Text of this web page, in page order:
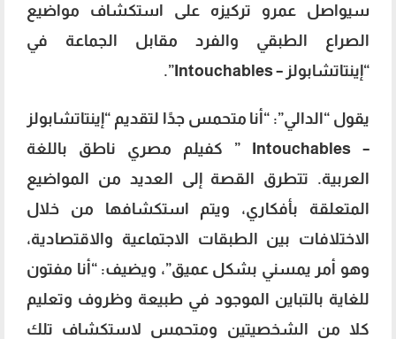
سيواصل عمرو تركيزه على استكشاف مواضيع
الصراع الطبقي والفرد مقابل الجماعة في
“إينتاتشابولز – Intouchables”.
يقول “الدالي”: “أنا متحمس جدًا لتقديم “إينتاتشابولز
– Intouchables ” كفيلم مصري ناطق باللغة
العربية. تتطرق القصة إلى العديد من المواضيع
المتعلقة بأفكاري، ويتم استكشافها من خلال
الاختلافات بين الطبقات الاجتماعية والاقتصادية،
وهو أمر يمسني بشكل عميق”، ويضيف: “أنا مفتون
للغاية بالتباين الموجود في طبيعة وظروف وتعليم
كلا من الشخصيتين ومتحمس لاستكشاف تلك